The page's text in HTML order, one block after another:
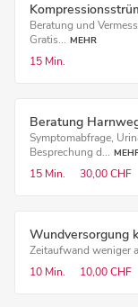
Beratung und
Gratis... MEHR
15 Min.
Beratung
Symptomabfrage,
Besprechung d...
15 Min. 30,00 CHF
Wundversorgung
Zeitaufwand weniger
10 Min.
10,00 CHF